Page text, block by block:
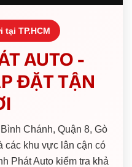
TP.HCM
AUTO -
ĐẶT TẬN
Chánh, Quận 8, Gò
các khu vực lân cận có
Phát Auto kiểm tra khả